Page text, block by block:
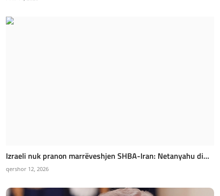
Izraeli nuk pranon marrëveshjen SHBA-Iran: Netanyahu di...
qershor 12, 2026